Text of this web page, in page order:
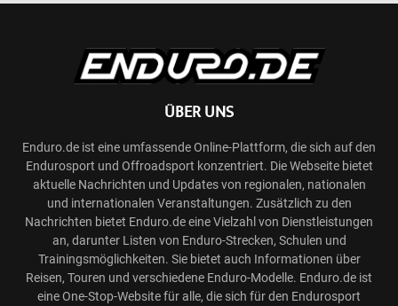
ÜBER UNS
Enduro.de ist eine umfassende Online-Plattform, die sich auf den
Endurosport und Offroadsport konzentriert. Die Webseite bietet
aktuelle Nachrichten und Updates von regionalen, nationalen
und internationalen Veranstaltungen. Zusätzlich zu den
Nachrichten bietet Enduro.de eine Vielzahl von Dienstleistungen
an, darunter Listen von Enduro-Strecken, Schulen und
Trainingsmöglichkeiten. Sie bietet auch Informationen über
Reisen, Touren und verschiedene Enduro-Modelle. Enduro.de ist
eine One-Stop-Website für alle, die sich für den Endurosport